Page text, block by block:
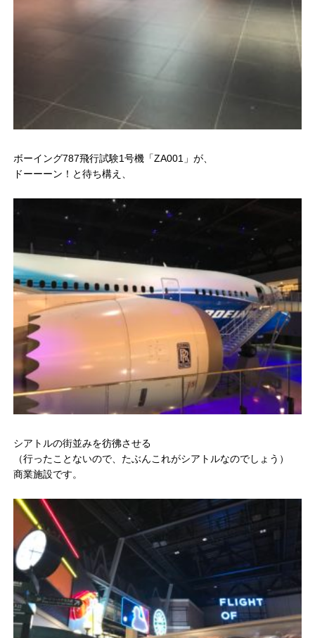
ボーイング787飛行試験1号機「ZA001」が、
ドーーーン！と待ち構え、
シアトルの街並みを彷彿させる
（行ったことないので、たぶんこれがシアトルなのでしょう）
商業施設です。